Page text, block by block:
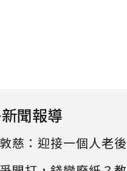
聞報導
慈：迎接一個人老